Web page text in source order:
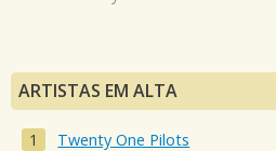
ARTISTAS EM ALTA
Twenty One Pilots